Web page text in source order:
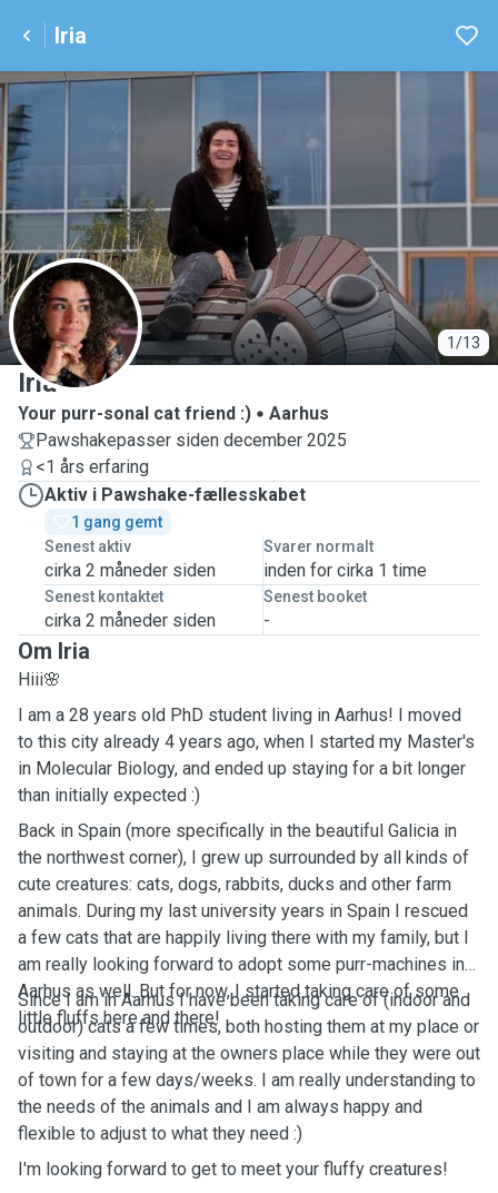
Iria
1/13
I
Iria
Your purr-sonal cat friend :)
Aarhus
Pawshakepasser siden december 2025
<1 års erfaring
Aktiv i Pawshake-fællesskabet
1 gang gemt
Senest aktiv
cirka 2 måneder siden
Svarer normalt
inden for cirka 1 time
Senest kontaktet
cirka 2 måneder siden
Senest booket
-
Om Iria
Hiii🌸
I am a 28 years old PhD student living in Aarhus! I moved
to this city already 4 years ago, when I started my Master's
in Molecular Biology, and ended up staying for a bit longer
than initially expected :)
Back in Spain (more specifically in the beautiful Galicia in
the northwest corner), I grew up surrounded by all kinds of
cute creatures: cats, dogs, rabbits, ducks and other farm
animals. During my last university years in Spain I rescued
a few cats that are happily living there with my family, but I
am really looking forward to adopt some purr-machines in
Aarhus as well. But for now, I started taking care of some
little fluffs here and there!
Since I am in Aarhus I have been taking care of (indoor and
outdoor) cats a few times, both hosting them at my place or
visiting and staying at the owners place while they were out
of town for a few days/weeks. I am really understanding to
the needs of the animals and I am always happy and
flexible to adjust to what they need :)
I'm looking forward to get to meet your fluffy creatures!